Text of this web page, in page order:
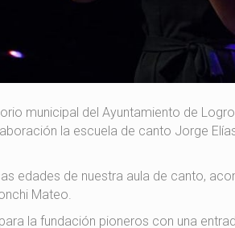
municipal del Ayuntamiento de
la escuela de canto Jorge
edades de nuestra aula de canto,
Mateo.
la fundación pioneros con una